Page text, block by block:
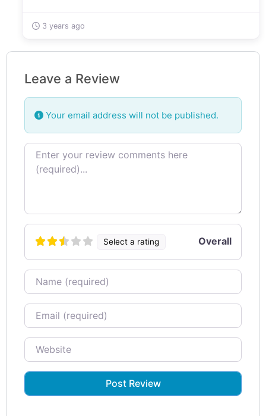
3 years ago
Leave a Review
Your email address will not be published.
Review text
Select a rating Overall
Name
Email
Website